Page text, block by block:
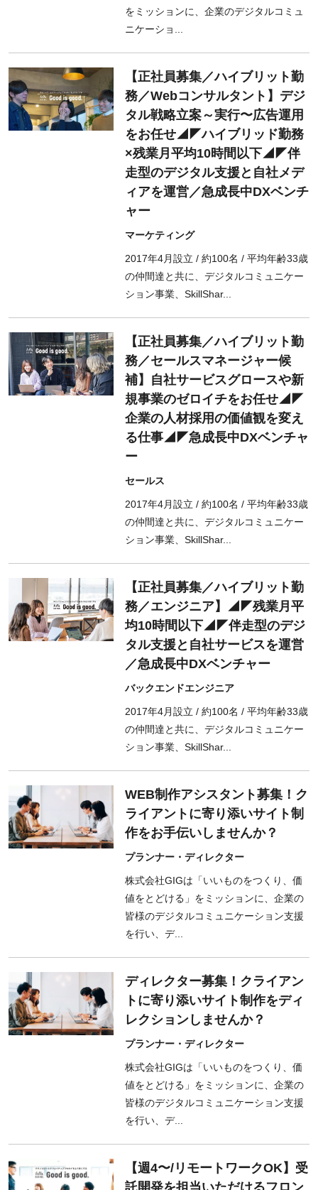
をミッションに、企業のデジタルコミュ
ニケーショ...
【正社員募集／ハイブリット勤
務／Webコンサルタント】デジ
タル戦略立案～実行〜広告運用
をお任せ◢◤ハイブリッド勤務
×残業月平均10時間以下◢◤伴
走型のデジタル支援と自社メデ
ィアを運営／急成長中DXベンチ
ャー
マーケティング
2017年4月設立 / 約100名 / 平均年齢33歳
の仲間達と共に、デジタルコミュニケー
ション事業、SkillShar...
【正社員募集／ハイブリット勤
務／セールスマネージャー候
補】自社サービスグロースや新
規事業のゼロイチをお任せ◢◤
企業の人材採用の価値観を変え
る仕事◢◤急成長中DXベンチャ
ー
セールス
2017年4月設立 / 約100名 / 平均年齢33歳
の仲間達と共に、デジタルコミュニケー
ション事業、SkillShar...
【正社員募集／ハイブリット勤
務／エンジニア】◢◤残業月平
均10時間以下◢◤伴走型のデジ
タル支援と自社サービスを運営
／急成長中DXベンチャー
バックエンドエンジニア
2017年4月設立 / 約100名 / 平均年齢33歳
の仲間達と共に、デジタルコミュニケー
ション事業、SkillShar...
WEB制作アシスタント募集！ク
ライアントに寄り添いサイト制
作をお手伝いしませんか？
プランナー・ディレクター
株式会社GIGは「いいものをつくり、価
値をとどける」をミッションに、企業の
皆様のデジタルコミュニケーション支援
を行い、デ...
ディレクター募集！クライアン
トに寄り添いサイト制作をディ
レクションしませんか？
プランナー・ディレクター
株式会社GIGは「いいものをつくり、価
値をとどける」をミッションに、企業の
皆様のデジタルコミュニケーション支援
を行い、デ...
【週4〜/リモートワークOK】受
託開発を担当いただけるフロン